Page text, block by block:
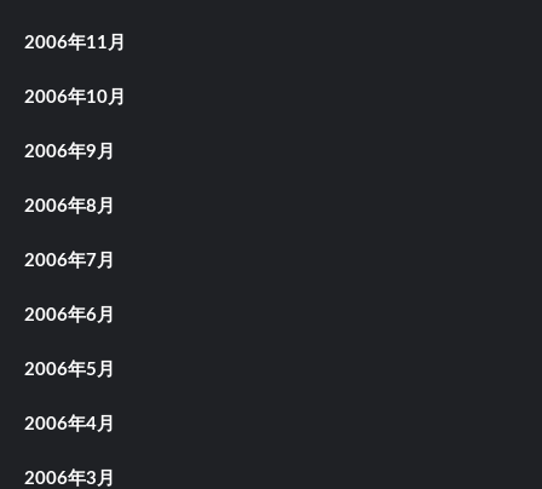
2006年11月
2006年10月
2006年9月
2006年8月
2006年7月
2006年6月
2006年5月
2006年4月
2006年3月